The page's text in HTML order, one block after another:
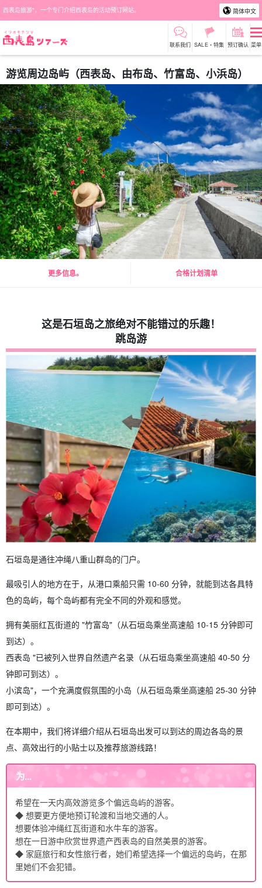
西表岛旅游"，一个专门介绍西表岛的活动预订网站。 简体中文
联系我们 SALE・特集 预订确认 菜单
游览周边岛屿（西表岛、由布岛、竹富岛、小浜岛）
更多信息。 合格计划清单
这是石垣岛之旅绝对不能错过的乐趣！
跳岛游
石垣岛是通往冲绳八重山群岛的门户。
最吸引人的地方在于，从港口乘船只需 10-60 分钟，就能到达各具特
色的岛屿，每个岛屿都有完全不同的外观和感觉。
拥有美丽红瓦街道的 "竹富岛"（从石垣岛乘坐高速船 10-15 分钟即可
到达）。
西表岛 "已被列入世界自然遗产名录（从石垣岛乘坐高速船 40-50 分
钟即可到达）。
小滨岛"，一个充满度假氛围的小岛（从石垣岛乘坐高速船 25-30 分钟
即可到达）。
在本期中，我们将详细介绍从石垣岛出发可以到达的周边各岛的景
点、高效出行的小贴士以及推荐旅游线路！
为...
希望在一天内高效游览多个偏远岛屿的游客。
◆ 想要更方便地预订轮渡和当地交通的人。
想要体验冲绳红瓦街道和水牛车的游客。
想在一日游中欣赏世界遗产西表岛的自然美景的游客。
◆ 家庭旅行和女性旅行者，她们希望选择一个偏远的岛屿，在那
里她们不会犯错。